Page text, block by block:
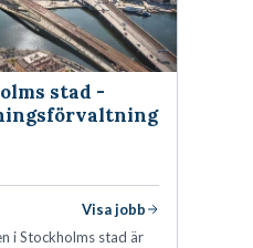
stad -
Visa jobb
i Stockholms stad är